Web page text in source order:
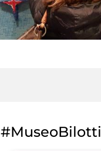
#MuseoBilotti